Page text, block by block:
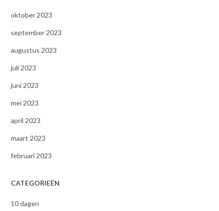
oktober 2023
september 2023
augustus 2023
juli 2023
juni 2023
mei 2023
april 2023
maart 2023
februari 2023
CATEGORIEËN
10 dagen